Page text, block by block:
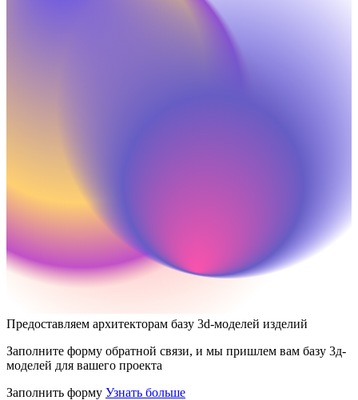
Предоставляем архитекторам базу 3d-моделей изделий
Заполните форму обратной связи, и мы пришлем вам базу 3д-
моделей для вашего проекта
Заполнить форму Узнать больше